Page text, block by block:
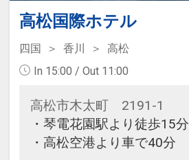
高松国際ホテル
四国 香川
高松
In 15:00 / Out 11:00
高松市木太町 2191-1
・琴電花園駅より徒歩15分
・高松空港より車で40分